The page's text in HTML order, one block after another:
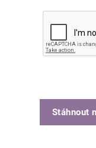
Stáhnout